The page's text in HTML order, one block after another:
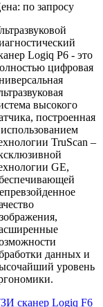
по запросу
Logiq P6 - это
цифровая
высокого
построенная
TruScan –
GE,
данных и
уровень
сканер Logiq F6